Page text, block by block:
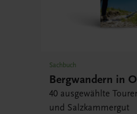
Sachbuch
Bergwandern in
40 ausgewählte
und Salzkammergut